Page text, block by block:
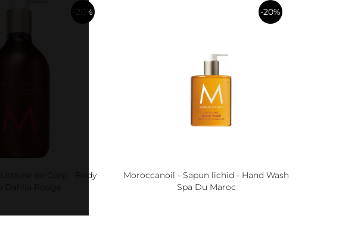
-20%
de Corp - Body
Dahlia Rouge
-20%
Moroccanoil - Sapun lichid - Hand Wash
Spa Du Maroc